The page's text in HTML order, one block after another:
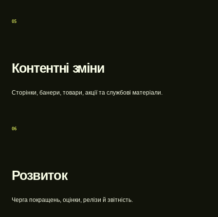
05
Контентні зміни
Сторінки, банери, товари, акції та службові матеріали.
06
Розвиток
Черга покращень, оцінки, релізи й звітність.